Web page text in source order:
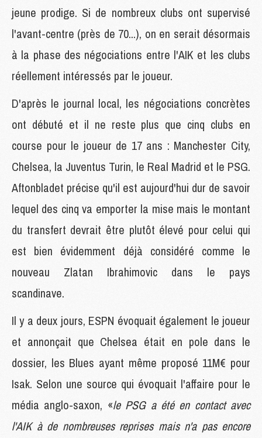
jeune prodige. Si de nombreux clubs ont supervisé
l'avant-centre (près de 70...), on en serait désormais
à la phase des négociations entre l'AIK et les clubs
réellement intéressés par le joueur.
D'après le journal local, les négociations concrètes
ont débuté et il ne reste plus que cinq clubs en
course pour le joueur de 17 ans : Manchester City,
Chelsea, la Juventus Turin, le Real Madrid et le PSG.
Aftonbladet précise qu'il est aujourd'hui dur de savoir
lequel des cinq va emporter la mise mais le montant
du transfert devrait être plutôt élevé pour celui qui
est bien évidemment déjà considéré comme le
nouveau Zlatan Ibrahimovic dans le pays
scandinave.
Il y a deux jours, ESPN évoquait également le joueur
et annonçait que Chelsea était en pole dans le
dossier, les Blues ayant même proposé 11M€ pour
Isak. Selon une source qui évoquait l'affaire pour le
média anglo-saxon, «le PSG a été en contact avec
l'AIK à de nombreuses reprises mais n'a pas encore